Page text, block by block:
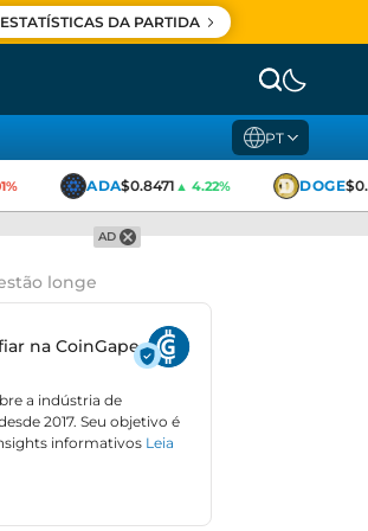
DA PARTIDA
PT
ADA$0.8471▲ 4.22% DOGE
AD
longe
na CoinGape
a indústria de
2017. Seu objetivo é
informativos Leia